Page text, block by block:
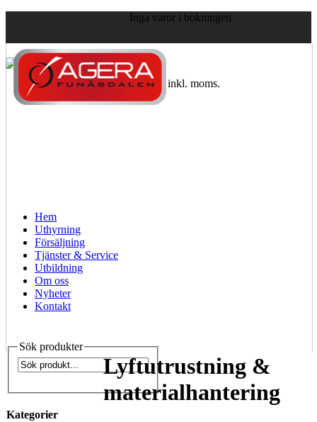
Inga varor i bokningen
Visa priser: exkl. moms. inkl. moms.
Hem
Uthyrning
Försäljning
Tjänster & Service
Utbildning
Om oss
Nyheter
Kontakt
Sök produkter
Kategorier
Lyftutrustning &
materialhantering